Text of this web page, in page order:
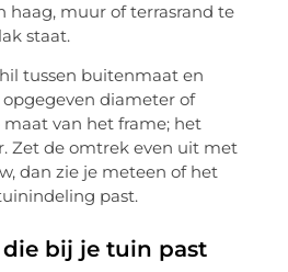
haag, muur of terrasrand te
staat.
tussen buitenmaat en
diameter of
van het frame; het
Zet de omtrek even uit met
dan zie je meteen of het
past.
bij je tuin past